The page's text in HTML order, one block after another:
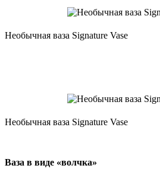
Необычная ваза Signature Vase
Необычная ваза Signature Vase
Ваза в виде «волчка»